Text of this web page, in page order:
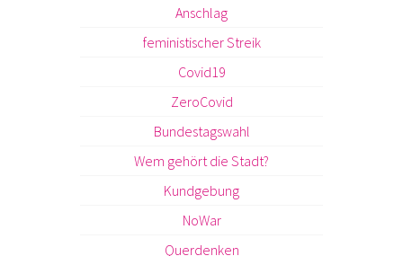
Anschlag
feministischer Streik
Covid19
ZeroCovid
Bundestagswahl
Wem gehört die Stadt?
Kundgebung
NoWar
Querdenken